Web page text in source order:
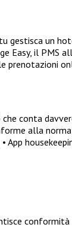
gestisca un
Easy, il PMS
prenotazioni
conta
alla
App